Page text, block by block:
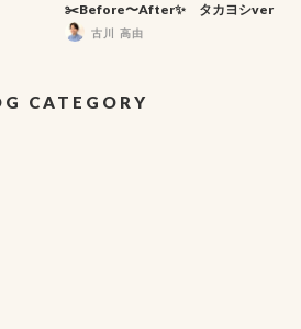
✂️Before〜After✨ タカヨシver
古川 高由
CATEGORY